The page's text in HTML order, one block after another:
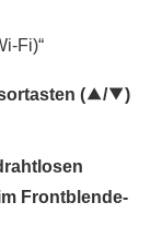
Fi)“
(q/w)
Frontblende-